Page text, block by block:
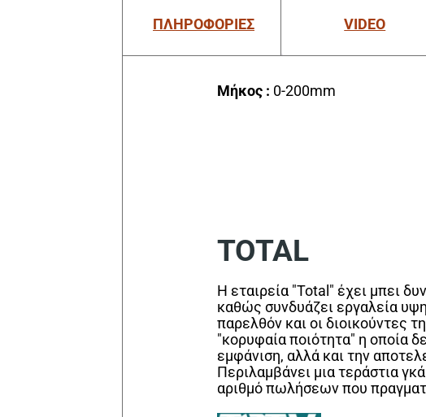
ΠΛΗΡΟΦΟΡΙΕΣ VIDEO
Μήκος : 0-200mm
TOTAL
Η εταιρεία "Total" έχει μπει
καθώς συνδυάζει εργαλεία
παρελθόν και οι διοικούντες
"κορυφαία ποιότητα" η οποία
εμφάνιση, αλλά και την
Περιλαμβάνει μια τεράστια
αριθμό πωλήσεων που